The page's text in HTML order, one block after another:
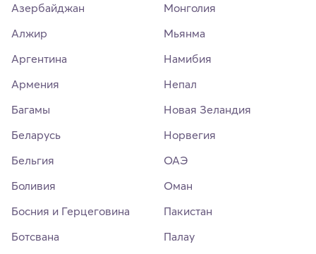
Азербайджан
Алжир
Аргентина
Армения
Багамы
Беларусь
Бельгия
Боливия
Босния и Герцеговина
Ботсвана
Монголия
Мьянма
Намибия
Непал
Новая Зеландия
Норвегия
ОАЭ
Оман
Пакистан
Палау